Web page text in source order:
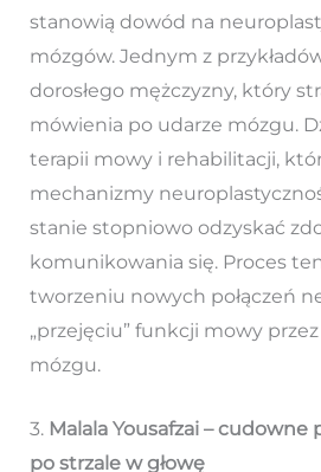
stanowią dowód na
mózgów. Jednym z
dorosłego mężczyzny, który
mówienia po udarze mózgu.
terapii mowy i rehabilitacji,
mechanizmy
stanie stopniowo odzyskać
komunikowania się. Proces
tworzeniu nowych połączeń
„przejęciu” funkcji mowy
mózgu.
3. Malala Yousafzai –
po strzale w głowę